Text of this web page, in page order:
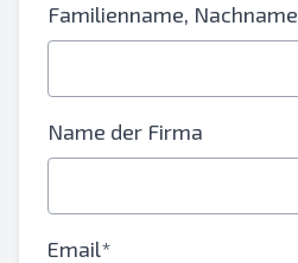
Familienname, Nachname
Name der Firma
Email*